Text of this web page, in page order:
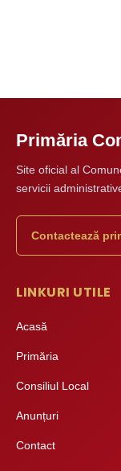
Primăria
Site oficial al
servicii
Contactează
LINKURI UTILE
Acasă
Primăria
Consiliul Local
Anunțuri
Contact